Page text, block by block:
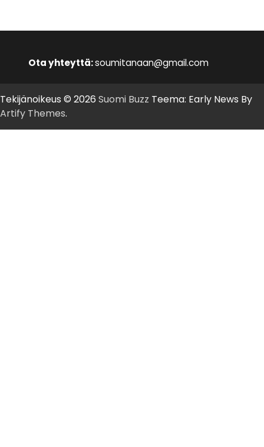
Ota yhteyttä:soumitanaan@gmail.com
Tekijänoikeus © 2026 Suomi Buzz Teema: Early News By
Artify Themes.